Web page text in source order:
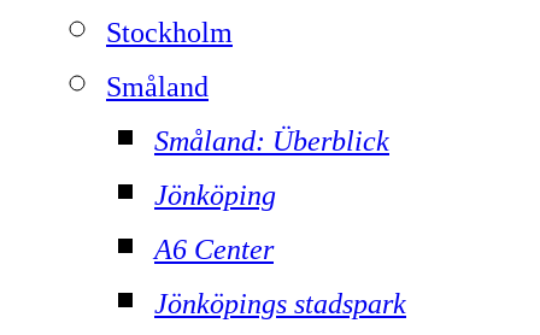
Stockholm
Småland
Småland: Überblick
Jönköping
A6 Center
Jönköpings stadspark